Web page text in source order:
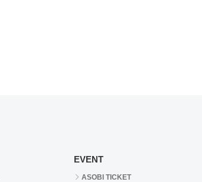
EVENT
ASOBI TICKET